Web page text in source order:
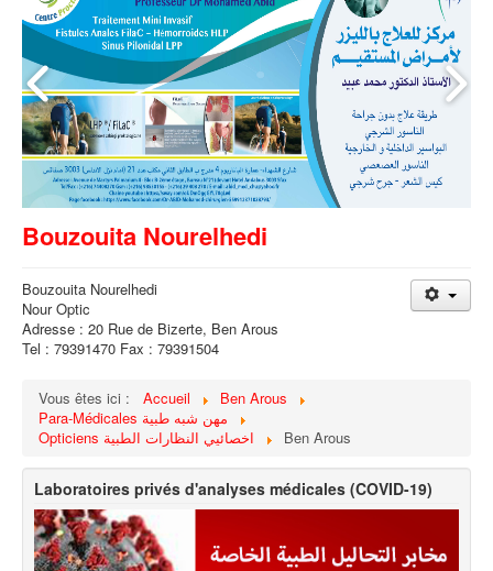
Bouzouita Nourelhedi
Bouzouita Nourelhedi
Nour Optic
Adresse : 20 Rue de Bizerte, Ben Arous
Tel : 79391470 Fax : 79391504
Vous êtes ici : Accueil
Ben Arous
Para-Médicales مهن شبه طبية
Opticiens اخصائيي النظارات الطبية
Ben Arous
Laboratoires privés d'analyses médicales (COVID-19)